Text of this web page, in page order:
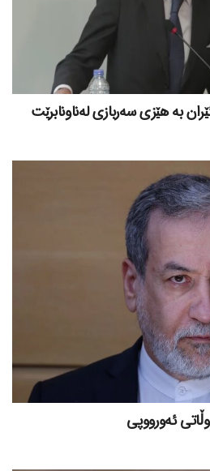
بە هێزی سەربازی لەناونابرێت
ئەورووپی